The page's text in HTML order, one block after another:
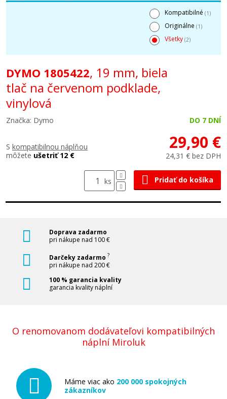
Kompatibilné (1)
Originálne (1)
Všetky (2)
DYMO 1805422, 19 mm, biela
tlač na červenom podklade,
vinylová
Značka: Dymo DO 7 DNÍ
S kompatibilnou náplňou
môžete ušetriť 12 €
29,90 €
24,31 € bez DPH
ks Pridať do košíka
Doprava zadarmo
pri nákupe nad 100 €
Darčeky zadarmo ?
pri nákupe nad 200 €
100 % garancia kvality
garancia kvality náplní
O renomovanom dodávateľovi kompatibilných
náplní Miroluk
Máme viac ako 200 000 spokojných
zákazníkov